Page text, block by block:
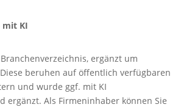
mit KI
ergänzt um
beruhen auf öffentlich verfügbaren
und wurde ggf. mit KI
ergänzt. Als Firmeninhaber können Sie